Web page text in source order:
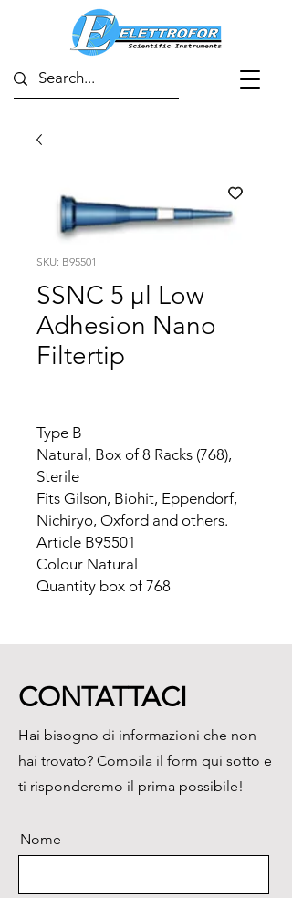
SKU: B95501
SSNC 5 µl Low
Adhesion Nano
Filtertip
Type B
Natural, Box of 8 Racks (768),
Sterile
Fits Gilson, Biohit, Eppendorf,
Nichiryo, Oxford and others.
Article B95501
Colour Natural
Quantity box of 768
CONTATTACI
Hai bisogno di informazioni che non
hai trovato? Compila il form qui sotto e
ti risponderemo il prima possibile!
Nome